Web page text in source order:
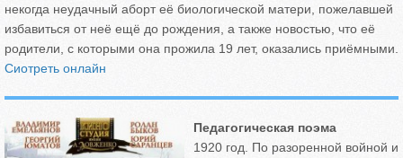
некогда неудачный аборт её биологической матери, пожелавшей
избавиться от неё ещё до рождения, а также новостью, что её
родители, с которыми она прожила 19 лет, оказались приёмными.
Сиотреть онлайн
Педагогическая поэма
1920 год. По разоренной войной и